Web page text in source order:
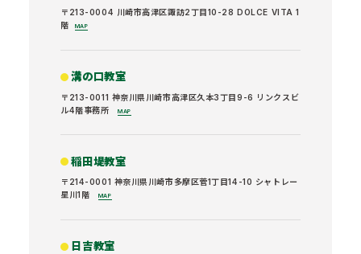
〒213-0004 川崎市高津区諏訪2丁目10-28 DOLCE VITA 1
階
MAP
溝の口教室
〒213-0011 神奈川県川崎市高津区久本3丁目9-6 リンクスビ
ル4階事務所
MAP
稲田堤教室
〒214-0001 神奈川県川崎市多摩区菅1丁目14-10 シャトレー
星川1階
MAP
日吉教室